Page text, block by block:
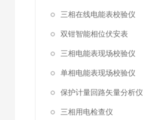
三相在线电能表校验仪
双钳智能相位伏安表
三相电能表现场校验仪
单相电能表现场校验仪
保护计量回路矢量分析仪
三相用电检查仪